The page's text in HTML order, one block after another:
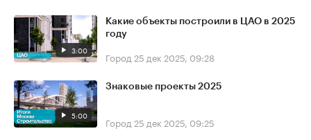
3:00
Какие объекты построили в ЦАО в 2025
году
Город 25 дек 2025, 09:28
5:00
Знаковые проекты 2025
Город 25 дек 2025, 09:25